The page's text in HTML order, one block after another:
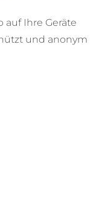
auf Ihre Geräte
und anonym